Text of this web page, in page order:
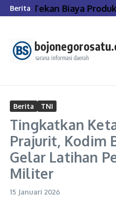
Lewati ke konten
BeritaTekan Biaya
sarana informasi daerah
Berita TNI
Tingkatkan
Prajurit, Kodim
Gelar Latihan
Militer
15 Januari 2026